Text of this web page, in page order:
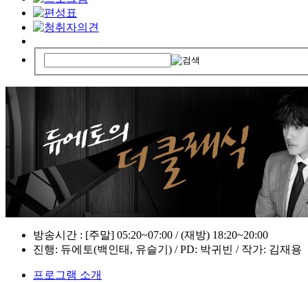
방송시간 : [주말] 05:20~07:00 / (재방) 18:20~20:00
진행: 듀에토(백인태, 유슬기) / PD: 박귀빈 / 작가: 김재용
프로그램 소개